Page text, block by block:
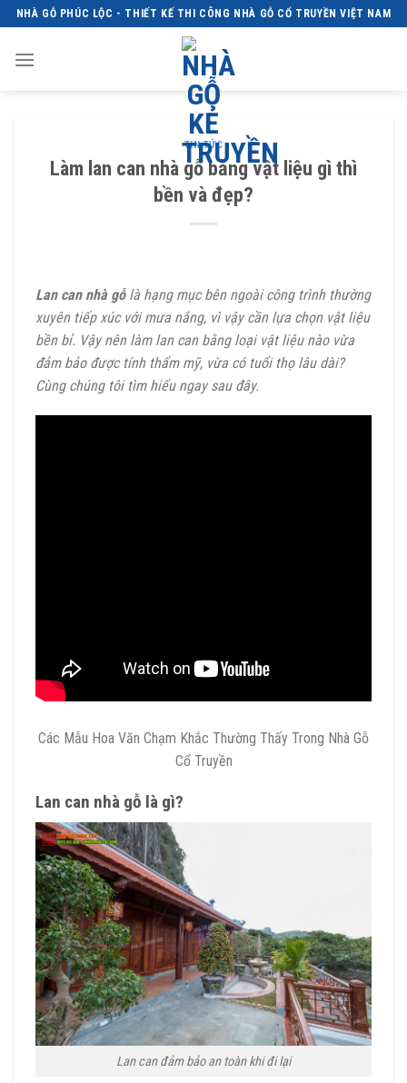
Skip
to
content
NHÀ GỖ PHÚC LỘC - THIẾT KẾ THI CÔNG NHÀ GỖ CỔ TRUYỀN VIỆT NAM
TIN TỨC
Làm lan can nhà gỗ bằng vật liệu gì thì
bền và đẹp?
Lan can nhà gỗ là hạng mục bên ngoài công trình thường
xuyên tiếp xúc với mưa nắng, vì vậy cần lựa chọn vật liệu
bền bỉ. Vậy nên làm lan can bằng loại vật liệu nào vừa
đảm bảo được tính thẩm mỹ, vừa có tuổi thọ lâu dài?
Cùng chúng tôi tìm hiểu ngay sau đây.
Các Mẫu Hoa Văn Chạm Khắc Thường Thấy Trong Nhà Gỗ
Cổ Truyền
Lan can nhà gỗ là gì?
Lan can đảm bảo an toàn khi đi lại